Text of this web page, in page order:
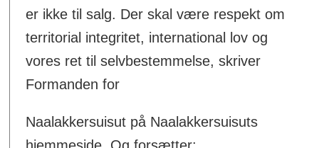
er ikke til salg. Der skal være respekt om
territorial integritet, international lov og
vores ret til selvbestemmelse, skriver
Formanden for
Naalakkersuisut på Naalakkersuisuts